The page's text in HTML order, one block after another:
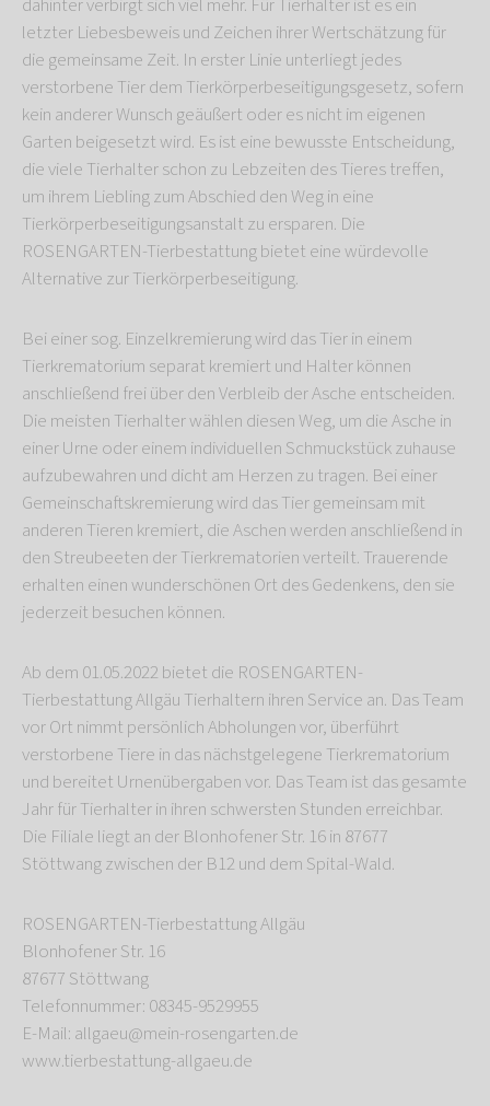
dahinter verbirgt sich viel mehr. Für Tierhalter ist es ein
letzter Liebesbeweis und Zeichen ihrer Wertschätzung für
die gemeinsame Zeit. In erster Linie unterliegt jedes
verstorbene Tier dem Tierkörperbeseitigungsgesetz, sofern
kein anderer Wunsch geäußert oder es nicht im eigenen
Garten beigesetzt wird. Es ist eine bewusste Entscheidung,
die viele Tierhalter schon zu Lebzeiten des Tieres treffen,
um ihrem Liebling zum Abschied den Weg in eine
Tierkörperbeseitigungsanstalt zu ersparen. Die
ROSENGARTEN-Tierbestattung bietet eine würdevolle
Alternative zur Tierkörperbeseitigung.
Bei einer sog. Einzelkremierung wird das Tier in einem
Tierkrematorium separat kremiert und Halter können
anschließend frei über den Verbleib der Asche entscheiden.
Die meisten Tierhalter wählen diesen Weg, um die Asche in
einer Urne oder einem individuellen Schmuckstück zuhause
aufzubewahren und dicht am Herzen zu tragen. Bei einer
Gemeinschaftskremierung wird das Tier gemeinsam mit
anderen Tieren kremiert, die Aschen werden anschließend in
den Streubeeten der Tierkrematorien verteilt. Trauerende
erhalten einen wunderschönen Ort des Gedenkens, den sie
jederzeit besuchen können.
Ab dem 01.05.2022 bietet die ROSENGARTEN-
Tierbestattung Allgäu Tierhaltern ihren Service an. Das Team
vor Ort nimmt persönlich Abholungen vor, überführt
verstorbene Tiere in das nächstgelegene Tierkrematorium
und bereitet Urnenübergaben vor. Das Team ist das gesamte
Jahr für Tierhalter in ihren schwersten Stunden erreichbar.
Die Filiale liegt an der Blonhofener Str. 16 in 87677
Stöttwang zwischen der B12 und dem Spital-Wald.
ROSENGARTEN-Tierbestattung Allgäu
Blonhofener Str. 16
87677 Stöttwang
Telefonnummer: 08345-9529955
E-Mail: allgaeu@mein-rosengarten.de
www.tierbestattung-allgaeu.de